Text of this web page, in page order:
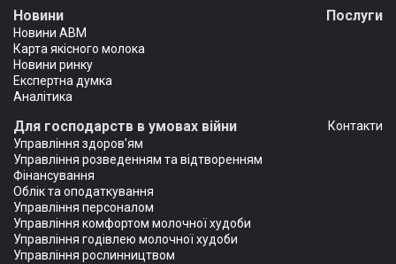
Новини
Новини АВМ
Карта якісного молока
Новини ринку
Експертна думка
Аналітика
Послуги
Для господарств в умовах війни
Управління здоров'ям
Управління розведенням та відтворенням
Фінансування
Облік та оподаткування
Управління персоналом
Управління комфортом молочної худоби
Управління годівлею молочної худоби
Управління рослинництвом
Контакти